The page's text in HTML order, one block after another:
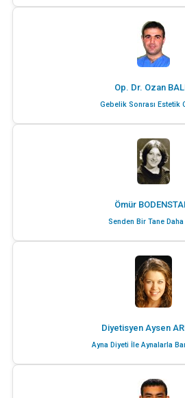
Op. Dr. Ozan
Gebelik Sonrası Estetik
Ömür
Senden Bir Tane
Diyetisyen Aysen
Ayna Diyeti İle Aynalarla